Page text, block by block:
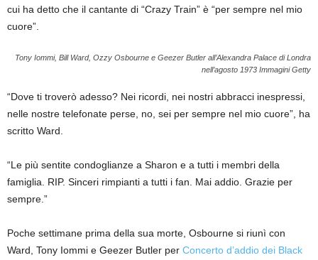
cui ha detto che il cantante di “Crazy Train” è “per sempre nel mio
cuore”.
Tony Iommi, Bill Ward, Ozzy Osbourne e Geezer Butler all’Alexandra Palace di Londra
nell’agosto 1973 Immagini Getty
“Dove ti troverò adesso? Nei ricordi, nei nostri abbracci inespressi,
nelle nostre telefonate perse, no, sei per sempre nel mio cuore”, ha
scritto Ward.
“Le più sentite condoglianze a Sharon e a tutti i membri della
famiglia. RIP. Sinceri rimpianti a tutti i fan. Mai addio. Grazie per
sempre.”
Poche settimane prima della sua morte, Osbourne si riunì con
Ward, Tony Iommi e Geezer Butler per Concerto d’addio dei Black